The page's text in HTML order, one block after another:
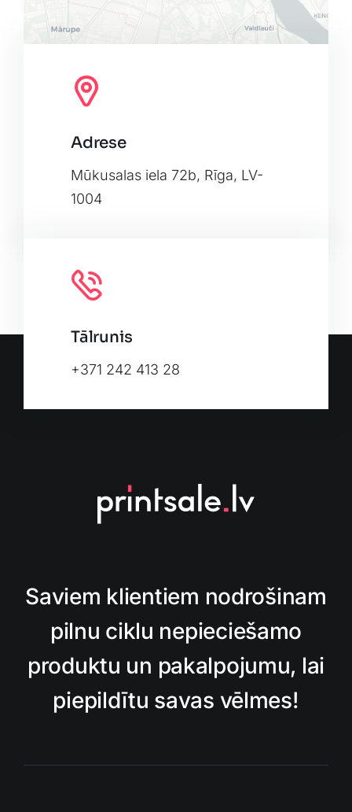
OpenStreetMap, under ODbL.
Adrese
Mūkusalas iela 72b, Rīga, LV-
1004
Tālrunis
+371 242 413 28
Saviem klientiem nodrošinam
pilnu ciklu nepieciešamo
produktu un pakalpojumu, lai
piepildītu savas vēlmes!